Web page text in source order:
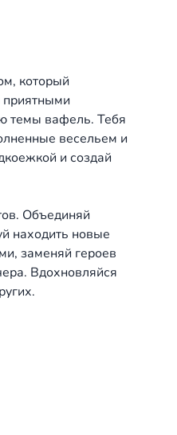
который
приятными
темы вафель. Тебя
весельем и
и создай
Объединяй
находить новые
заменяй героев
Вдохновляйся